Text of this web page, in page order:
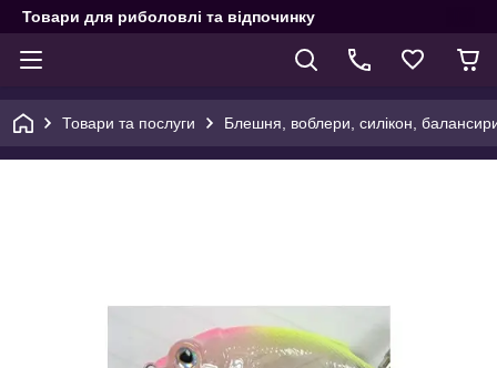
Товари для риболовлі та відпочинку
Товари та послуги Блешня, воблери, силікон,